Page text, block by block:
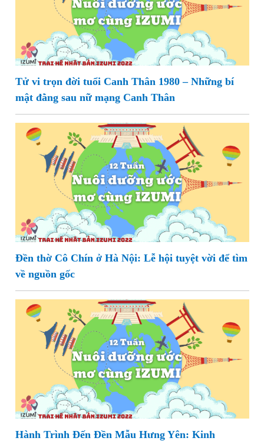
Tử vi trọn đời tuổi Canh Thân 1980 – Những bí
mật đằng sau nữ mạng Canh Thân
Đền thờ Cô Chín ở Hà Nội: Lễ hội tuyệt vời để tìm
về nguồn gốc
Hành Trình Đến Đền Mẫu Hưng Yên: Kinh